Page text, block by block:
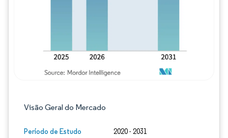
Visão Geral do Mercado
Período de Estudo 2020 - 2031